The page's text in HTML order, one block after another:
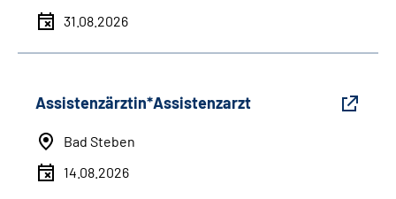
31.08.2026
Assistenzärztin*Assistenzarzt
Bad Steben
14.08.2026